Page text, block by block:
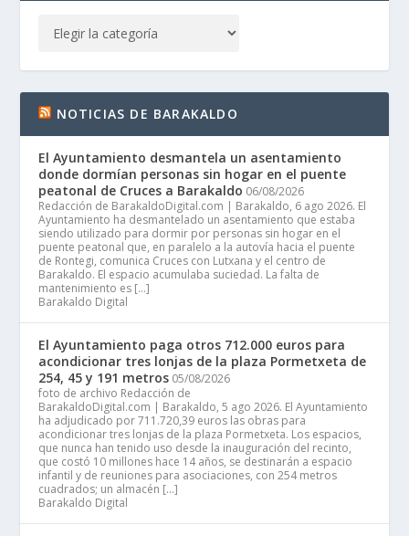
NOTICIAS DE BARAKALDO
El Ayuntamiento desmantela un asentamiento
donde dormían personas sin hogar en el puente
peatonal de Cruces a Barakaldo 06/08/2026
Redacción de BarakaldoDigital.com | Barakaldo, 6 ago 2026. El
Ayuntamiento ha desmantelado un asentamiento que estaba
siendo utilizado para dormir por personas sin hogar en el
puente peatonal que, en paralelo a la autovía hacia el puente
de Rontegi, comunica Cruces con Lutxana y el centro de
Barakaldo. El espacio acumulaba suciedad. La falta de
mantenimiento es […]
Barakaldo Digital
El Ayuntamiento paga otros 712.000 euros para
acondicionar tres lonjas de la plaza Pormetxeta de
254, 45 y 191 metros 05/08/2026
foto de archivo Redacción de
BarakaldoDigital.com | Barakaldo, 5 ago 2026. El Ayuntamiento
ha adjudicado por 711.720,39 euros las obras para
acondicionar tres lonjas de la plaza Pormetxeta. Los espacios,
que nunca han tenido uso desde la inauguración del recinto,
que costó 10 millones hace 14 años, se destinarán a espacio
infantil y de reuniones para asociaciones, con 254 metros
cuadrados; un almacén […]
Barakaldo Digital